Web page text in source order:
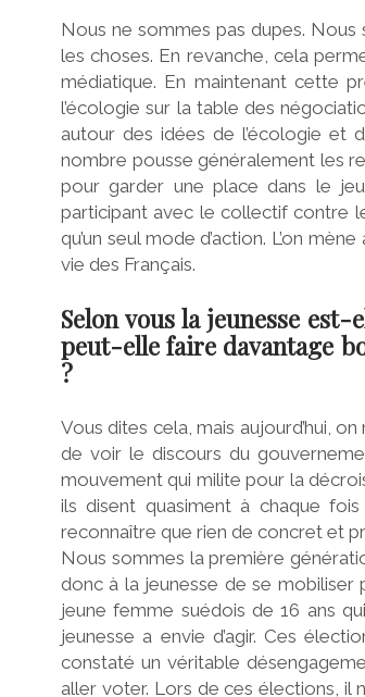
Nous ne sommes pas dupes. Nous
les choses. En revanche, cela
médiatique. En maintenant cette
l’écologie sur la table des
autour des idées de l’écologie et
nombre pousse généralement les
pour garder une place dans le
participant avec le collectif contre
qu’un seul mode d’action. L’on
vie des Français.
Selon vous la jeunesse
peut-elle faire davantage
?
Vous dites cela, mais aujourd’hui,
de voir le discours du
mouvement qui milite pour la
ils disent quasiment à chaque
reconnaître que rien de concret et
Nous sommes la première
donc à la jeunesse de se mobiliser
jeune femme suédois de 16 ans
jeunesse a envie d’agir. Ces
constaté un véritable
aller voter. Lors de ces élections, il